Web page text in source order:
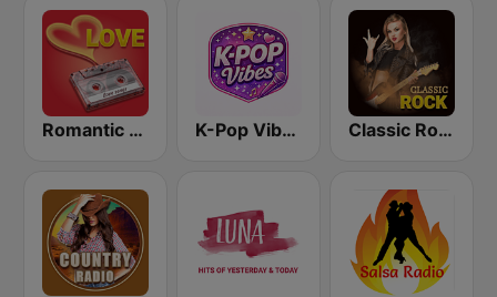
Romantic Vibes K-Pop Vibes Classic Rock Station